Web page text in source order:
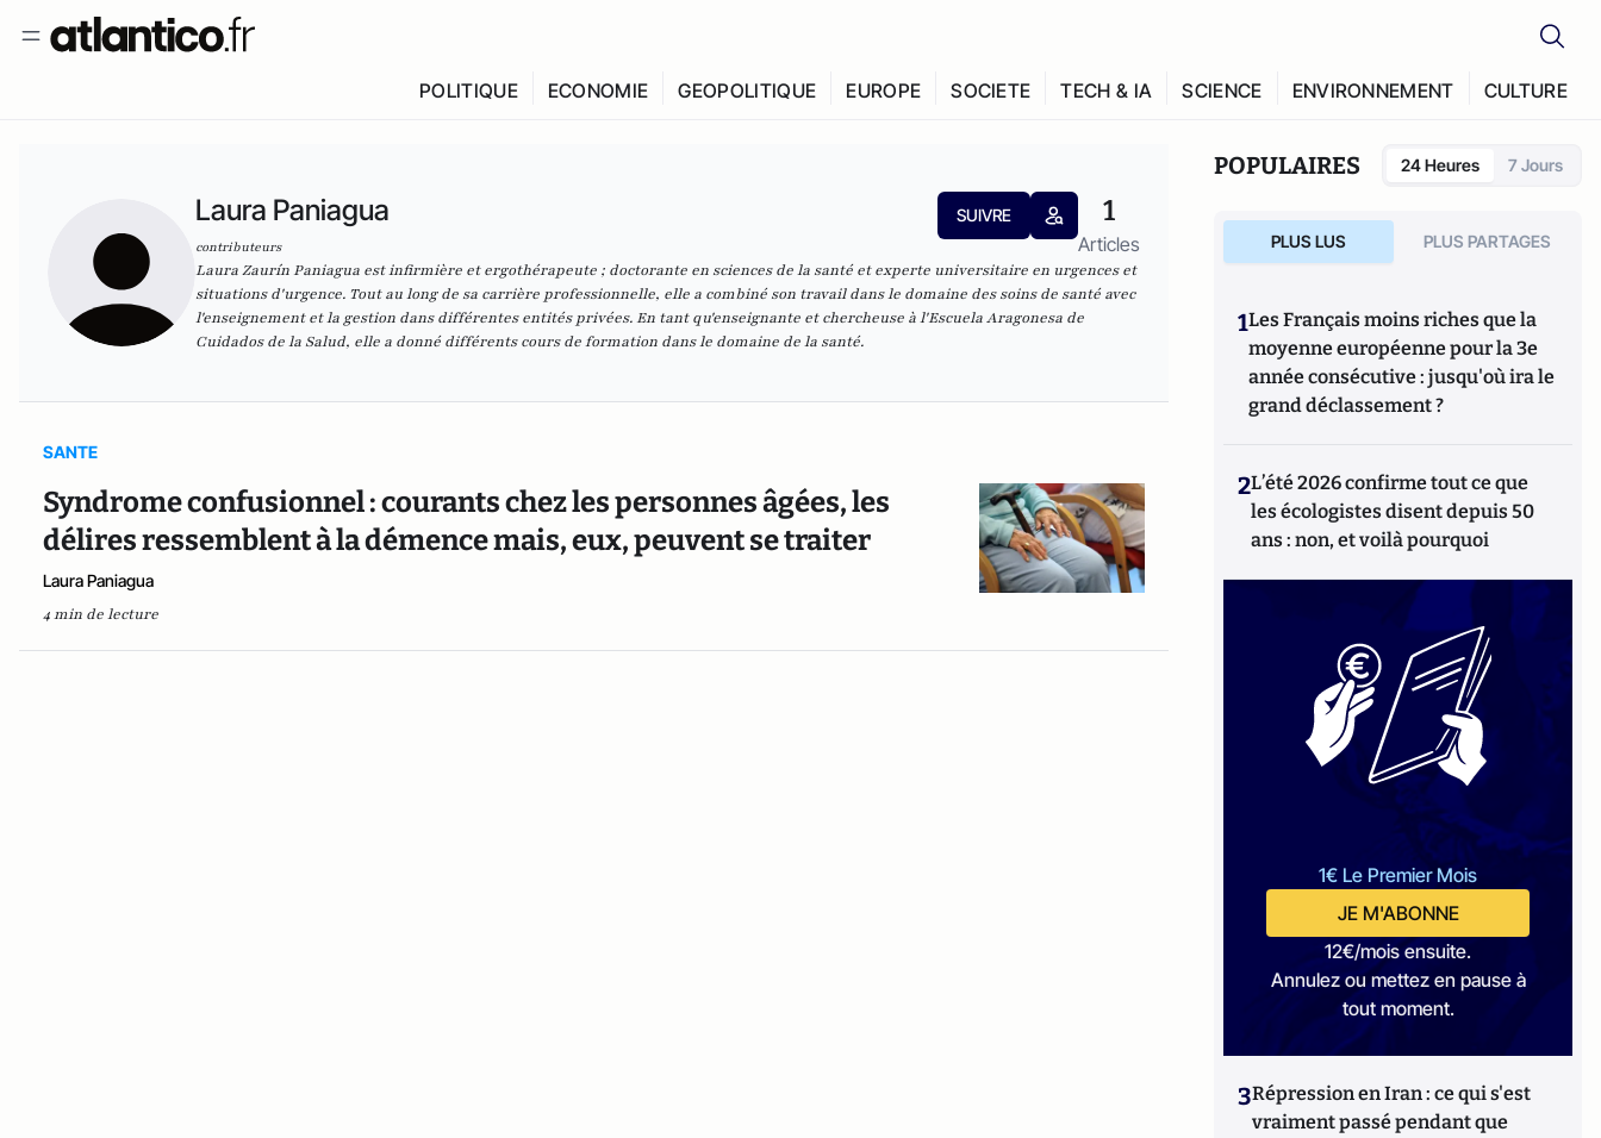
POLITIQUE ECONOMIE GEOPOLITIQUE EUROPE SOCIETE TECH & IA SCIENCE ENVIRONNEMENT CULTURE
Laura Paniagua
contributeurs
SUIVRE 1
Articles
Laura Zaurín Paniagua est infirmière et ergothérapeute ; doctorante en sciences de la santé et experte universitaire en urgences et
situations d'urgence. Tout au long de sa carrière professionnelle, elle a combiné son travail dans le domaine des soins de santé avec
l'enseignement et la gestion dans différentes entités privées. En tant qu'enseignante et chercheuse à l'Escuela Aragonesa de
Cuidados de la Salud, elle a donné différents cours de formation dans le domaine de la santé.
SANTE
Syndrome confusionnel : courants chez les personnes âgées, les
délires ressemblent à la démence mais, eux, peuvent se traiter
Laura Paniagua
4 min de lecture
POPULAIRES 24 Heures 7 Jours
PLUS LUS PLUS PARTAGES
1Les Français moins riches que la
moyenne européenne pour la 3e
année consécutive : jusqu'où ira le
grand déclassement ?
2L’été 2026 confirme tout ce que
les écologistes disent depuis 50
ans : non, et voilà pourquoi
1€ Le Premier Mois
JE M'ABONNE
12€/mois ensuite.
Annulez ou mettez en pause à
tout moment.
3Répression en Iran : ce qui s'est
vraiment passé pendant que